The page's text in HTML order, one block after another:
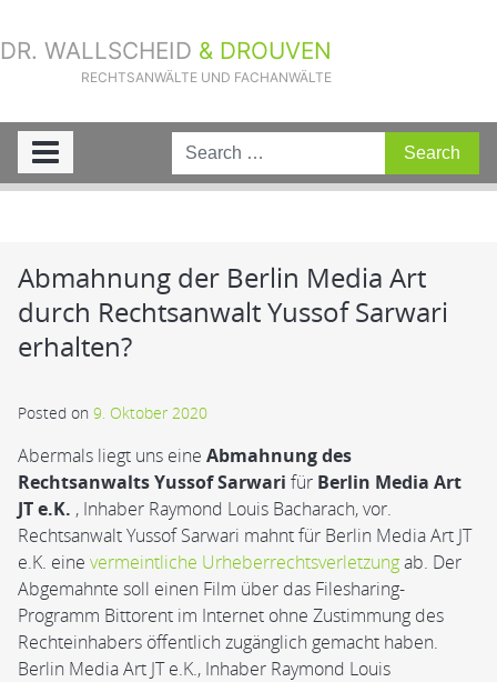
DR. WALLSCHEID & DROUVEN
RECHTSANWÄLTE UND FACHANWÄLTE
Sie sind hier: Aktuelle Fälle»
Abmahnung der Berlin Media Art
durch Rechtsanwalt Yussof Sarwari erhalten?
Abmahnung der Berlin Media Art
durch Rechtsanwalt Yussof Sarwari
erhalten?
Posted on 9. Oktober 2020
Abermals liegt uns eine Abmahnung des
Rechtsanwalts Yussof Sarwari für Berlin Media Art
JT e.K. , Inhaber Raymond Louis Bacharach, vor.
Rechtsanwalt Yussof Sarwari mahnt für Berlin Media Art JT
e.K. eine vermeintliche Urheberrechtsverletzungab. Der
Abgemahnte soll einen Film über das Filesharing-
Programm Bittorent im Internet ohne Zustimmung des
Rechteinhabers öffentlich zugänglich gemacht haben.
Berlin Media Art JT e.K., Inhaber Raymond Louis